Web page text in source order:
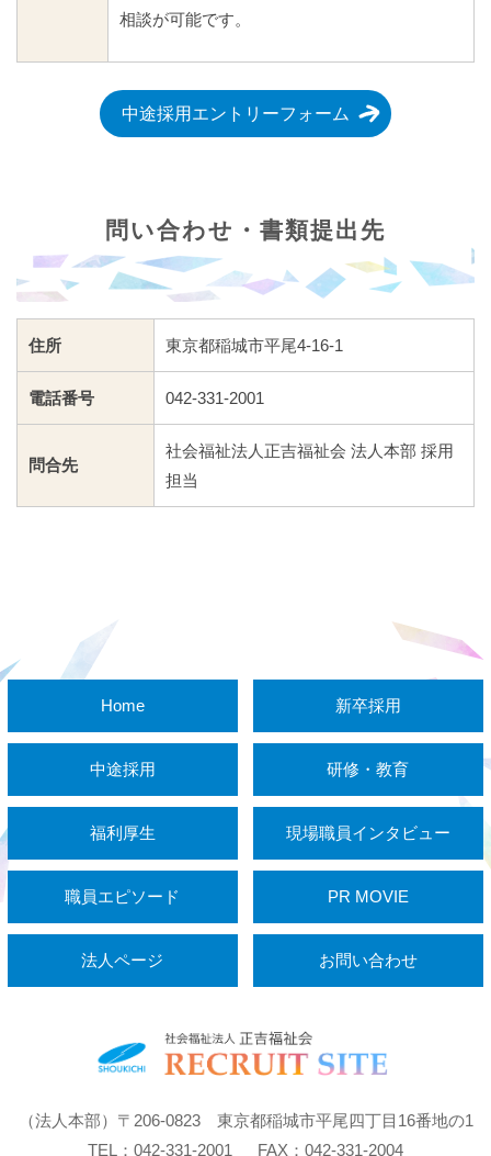
相談が可能です。
中途採用エントリーフォーム
問い合わせ・書類提出先
住所 東京都稲城市平尾4-16-1
電話番号 042-331-2001
問合先
社会福祉法人正吉福祉会 法人本部 採用
担当
Home 新卒採用
中途採用 研修・教育
福利厚生 現場職員インタビュー
職員エピソード PR MOVIE
法人ページ お問い合わせ
（法人本部）〒206-0823 東京都稲城市平尾四丁目16番地の1
TEL：042-331-2001 FAX：042-331-2004